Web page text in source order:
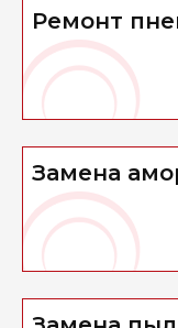
Ремонт
Замена